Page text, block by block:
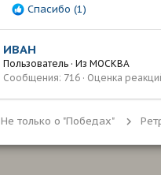
Спасибо (1)
ИВАН
Пользователь · Из МОСКВА
Сообщения 716 Оценка
Не только о "Победах"